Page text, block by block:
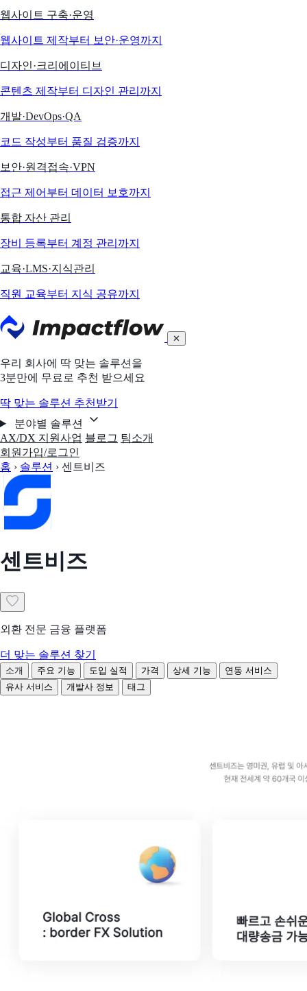
웹사이트 구축·운영
웹사이트 제작부터 보안·운영까지
디자인·크리에이티브
콘텐츠 제작부터 디자인 관리까지
개발·DevOps·QA
코드 작성부터 품질 검증까지
보안·원격접속·VPN
접근 제어부터 데이터 보호까지
통합 자산 관리
장비 등록부터 계정 관리까지
교육·LMS·지식관리
직원 교육부터 지식 공유까지
✕
우리 회사에 딱 맞는 솔루션을
3분만에 무료로 추천 받으세요
딱 맞는 솔루션 추천받기
분야별 솔루션
AX/DX 지원사업 블로그 팀소개
회원가입/로그인
홈 › 솔루션 › 센트비즈
센트비즈
외환 전문 금융 플랫폼
더 맞는 솔루션 찾기
소개 주요 기능 도입 실적 가격 상세 기능
연동 서비스
유사 서비스
개발사 정보 태그